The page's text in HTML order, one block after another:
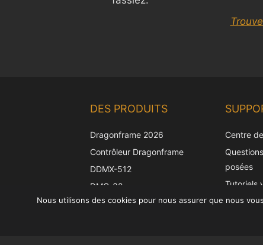
DES PRODUITS
Dragonframe 2026
Contrôleur Dragonframe
DDMX-512
DMC-32
Capuchon de correction
Centre
posées
Tutoriels
Trouvez
Nous utilisons des cookies pour nous assurer que nous